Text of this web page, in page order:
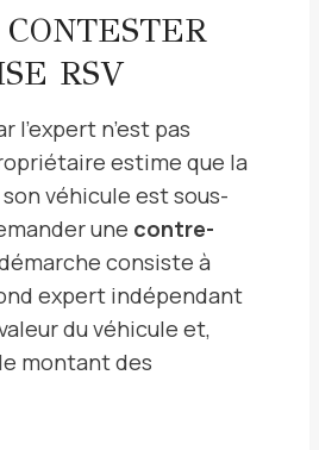
RSV
l’expert n’est pas
estime que la
véhicule est sous-
une contre-
consiste à
expert indépendant
du véhicule et,
montant des